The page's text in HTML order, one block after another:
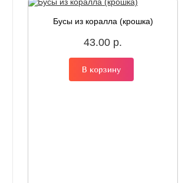
Бусы из коралла (крошка)
43.00 р.
В корзину